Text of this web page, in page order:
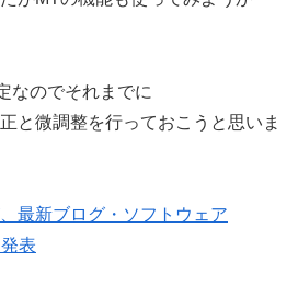
なのでそれまでに
と微調整を行っておこうと思いま
最新ブログ・ソフトウェア
表